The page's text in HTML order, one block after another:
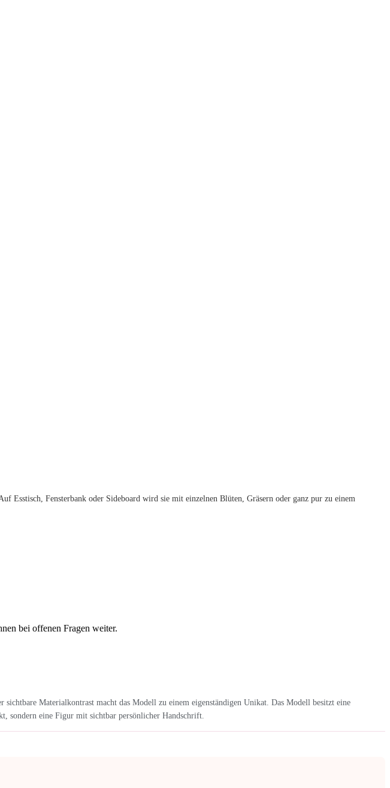
Esstisch, Fensterbank oder Sideboard wird sie mit einzelnen Blüten, Gräsern oder ganz pur zu einem
bei offenen Fragen weiter.
Materialkontrast macht das Modell zu einem eigenständigen Unikat. Das Modell besitzt eine
sondern eine Figur mit sichtbar persönlicher Handschrift.